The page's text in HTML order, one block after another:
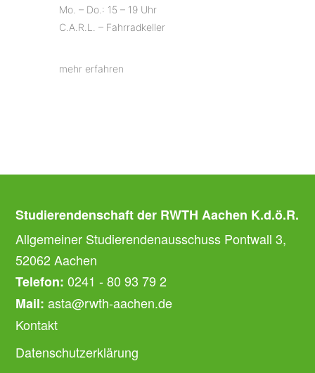
Mo. – Do.: 15 – 19 Uhr
C.A.R.L. – Fahrradkeller
mehr erfahren
Studierendenschaft der RWTH Aachen K.d.ö.R.
Allgemeiner Studierendenausschuss Pontwall 3,
52062 Aachen
Telefon: 0241 - 80 93 79 2
Mail: asta@rwth-aachen.de
Kontakt
Datenschutzerklärung